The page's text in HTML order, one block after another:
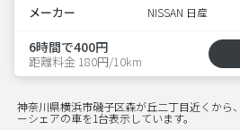
メーカー NISSAN 日産
6時間で400円
距離料金 180円/10km
神奈川県横浜市磯子区森が丘二丁目近くから
ーシェアの車を1台表示しています。